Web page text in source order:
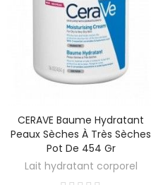
CERAVE Baume Hydratant
Peaux Sèches À Très Sèches
Pot De 454 Gr
Lait hydratant corporel